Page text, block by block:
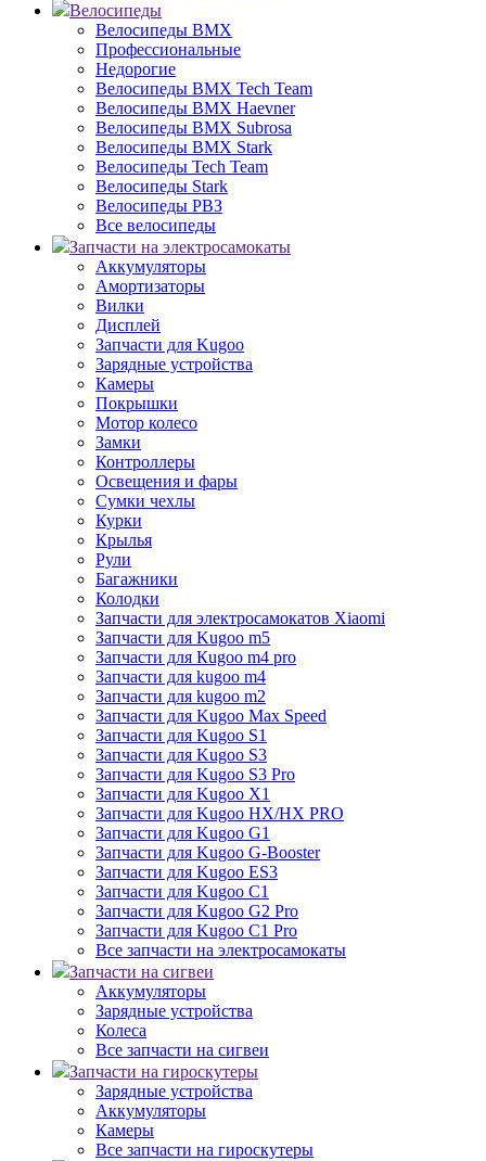
Велосипеды
Велосипеды BMX
Профессиональные
Недорогие
Велосипеды BMX Tech Team
Велосипеды BMX Haevner
Велосипеды BMX Subrosa
Велосипеды BMX Stark
Велосипеды Tech Team
Велосипеды Stark
Велосипеды РВЗ
Все велосипеды
Запчасти на электросамокаты
Аккумуляторы
Амортизаторы
Вилки
Дисплей
Запчасти для Kugoo
Зарядные устройства
Камеры
Покрышки
Мотор колесо
Замки
Контроллеры
Освещения и фары
Сумки чехлы
Курки
Крылья
Рули
Багажники
Колодки
Запчасти для электросамокатов Xiaomi
Запчасти для Kugoo m5
Запчасти для Кugoo m4 pro
Запчасти для kugoo m4
Запчасти для kugoo m2
Запчасти для Kugoo Max Speed
Запчасти для Kugoo S1
Запчасти для Kugoo S3
Запчасти для Kugoo S3 Pro
Запчасти для Kugoo X1
Запчасти для Kugoo HX/HX PRO
Запчасти для Kugoo G1
Запчасти для Kugoo G-Booster
Запчасти для Kugoo ES3
Запчасти для Kugoo C1
Запчасти для Kugoo G2 Pro
Запчасти для Kugoo C1 Pro
Все запчасти на электросамокаты
Запчасти на сигвеи
Аккумуляторы
Зарядные устройства
Колеса
Все запчасти на сигвеи
Запчасти на гироскутеры
Зарядные устройства
Аккумуляторы
Камеры
Все запчасти на гироскутеры